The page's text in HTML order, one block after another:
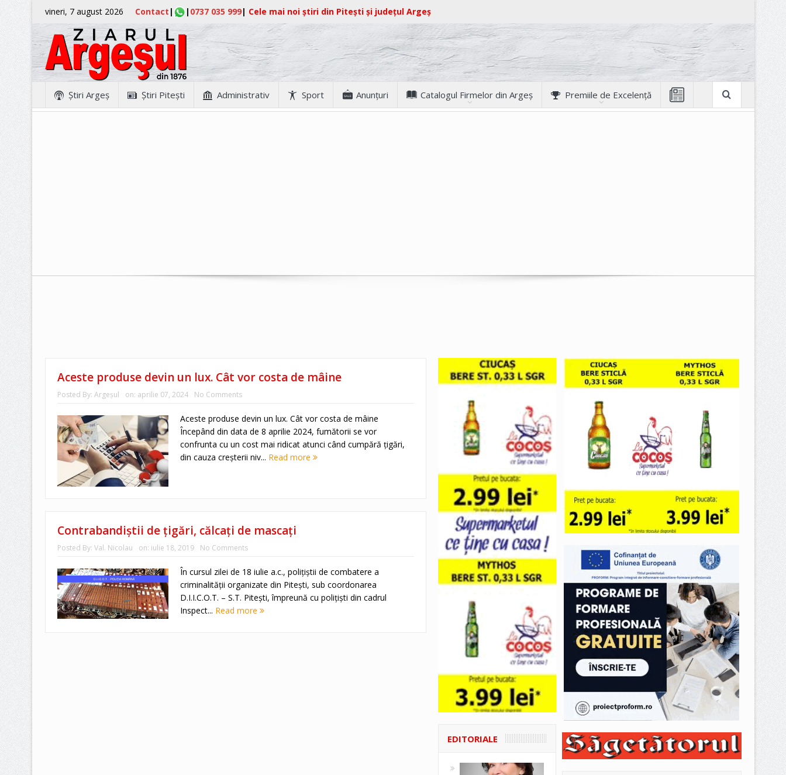
vineri, 7 august 2026 Contact | | 0737 035 999| Cele mai noi știri din Pitești și județul Argeș
Ştiri Argeş Ştiri Piteşti Administrativ Sport Anunţuri Catalogul Firmelor din Argeș Premiile de Excelență
Aceste produse devin un lux. Cât vor costa de mâine
Posted By: Argeşul on: aprilie 07, 2024 No Comments
Aceste produse devin un lux. Cât vor costa de mâine
Începând din data de 8 aprilie 2024, fumătorii se vor
confrunta cu un cost mai ridicat atunci când cumpără țigări,
din cauza creșterii niv... Read more
Contrabandiștii de țigări, călcați de mascați
Posted By: Val. Nicolau on: iulie 18, 2019 No Comments
În cursul zilei de 18 iulie a.c., poliţiştii de combatere a
criminalității organizate din Piteşti, sub coordonarea
D.I.I.C.O.T. – S.T. Pitești, împreună cu poliţişti din cadrul
Inspect... Read more
EDITORIALE